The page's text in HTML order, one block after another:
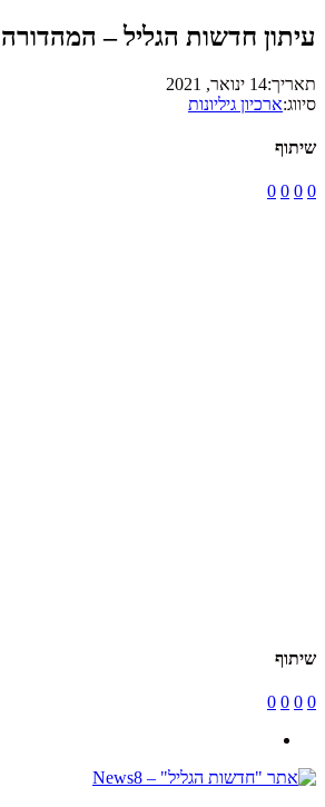
עיתון חדשות הגליל – המהדורה
תאריך:14 ינואר, 2021
סיווג:ארכיון גיליונות
שיתוף
0
0
0
0
שיתוף
0
0
0
0